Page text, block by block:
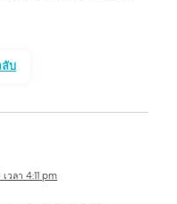
บ
วลา 4:11 pm